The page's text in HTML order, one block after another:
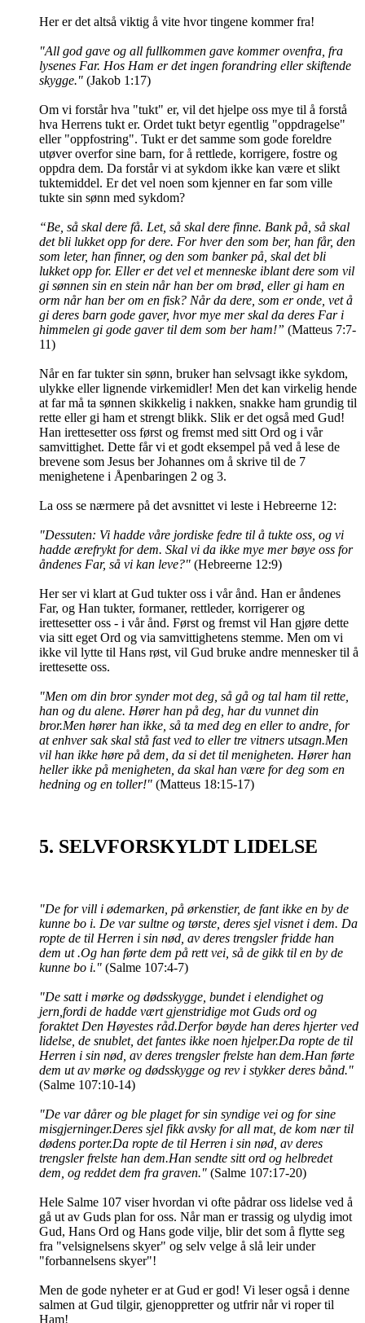
Her er det altså viktig å vite hvor tingene kommer fra!
"All god gave og all fullkommen gave kommer ovenfra, fra
lysenes Far. Hos Ham er det ingen forandring eller skiftende
skygge." (Jakob 1:17)
Om vi forstår hva "tukt" er, vil det hjelpe oss mye til å forstå
hva Herrens tukt er. Ordet tukt betyr egentlig "oppdragelse"
eller "oppfostring". Tukt er det samme som gode foreldre
utøver overfor sine barn, for å rettlede, korrigere, fostre og
oppdra dem. Da forstår vi at sykdom ikke kan være et slikt
tuktemiddel. Er det vel noen som kjenner en far som ville
tukte sin sønn med sykdom?
“Be, så skal dere få. Let, så skal dere finne. Bank på, så skal
det bli lukket opp for dere. For hver den som ber, han får, den
som leter, han finner, og den som banker på, skal det bli
lukket opp for. Eller er det vel et menneske iblant dere som vil
gi sønnen sin en stein når han ber om brød, eller gi ham en
orm når han ber om en fisk? Når da dere, som er onde, vet å
gi deres barn gode gaver, hvor mye mer skal da deres Far i
himmelen gi gode gaver til dem som ber ham!” (Matteus 7:7-
11)
Når en far tukter sin sønn, bruker han selvsagt ikke sykdom,
ulykke eller lignende virkemidler! Men det kan virkelig hende
at far må ta sønnen skikkelig i nakken, snakke ham grundig til
rette eller gi ham et strengt blikk. Slik er det også med Gud!
Han irettesetter oss først og fremst med sitt Ord og i vår
samvittighet. Dette får vi et godt eksempel på ved å lese de
brevene som Jesus ber Johannes om å skrive til de 7
menighetene i Åpenbaringen 2 og 3.
La oss se nærmere på det avsnittet vi leste i Hebreerne 12:
"Dessuten: Vi hadde våre jordiske fedre til å tukte oss, og vi
hadde ærefrykt for dem. Skal vi da ikke mye mer bøye oss for
åndenes Far, så vi kan leve?" (Hebreerne 12:9)
Her ser vi klart at Gud tukter oss i vår ånd. Han er åndenes
Far, og Han tukter, formaner, rettleder, korrigerer og
irettesetter oss - i vår ånd. Først og fremst vil Han gjøre dette
via sitt eget Ord og via samvittighetens stemme. Men om vi
ikke vil lytte til Hans røst, vil Gud bruke andre mennesker til å
irettesette oss.
"Men om din bror synder mot deg, så gå og tal ham til rette,
han og du alene. Hører han på deg, har du vunnet din
bror.Men hører han ikke, så ta med deg en eller to andre, for
at enhver sak skal stå fast ved to eller tre vitners utsagn.Men
vil han ikke høre på dem, da si det til menigheten. Hører han
heller ikke på menigheten, da skal han være for deg som en
hedning og en toller!" (Matteus 18:15-17)
5. SELVFORSKYLDT LIDELSE
"De for vill i ødemarken, på ørkenstier, de fant ikke en by de
kunne bo i. De var sultne og tørste, deres sjel visnet i dem. Da
ropte de til Herren i sin nød, av deres trengsler fridde han
dem ut .Og han førte dem på rett vei, så de gikk til en by de
kunne bo i." (Salme 107:4-7)
"De satt i mørke og dødsskygge, bundet i elendighet og
jern,fordi de hadde vært gjenstridige mot Guds ord og
foraktet Den Høyestes råd.Derfor bøyde han deres hjerter ved
lidelse, de snublet, det fantes ikke noen hjelper.Da ropte de til
Herren i sin nød, av deres trengsler frelste han dem.Han førte
dem ut av mørke og dødsskygge og rev i stykker deres bånd."
(Salme 107:10-14)
"De var dårer og ble plaget for sin syndige vei og for sine
misgjerninger.Deres sjel fikk avsky for all mat, de kom nær til
dødens porter.Da ropte de til Herren i sin nød, av deres
trengsler frelste han dem.Han sendte sitt ord og helbredet
dem, og reddet dem fra graven." (Salme 107:17-20)
Hele Salme 107 viser hvordan vi ofte pådrar oss lidelse ved å
gå ut av Guds plan for oss. Når man er trassig og ulydig imot
Gud, Hans Ord og Hans gode vilje, blir det som å flytte seg
fra "velsignelsens skyer" og selv velge å slå leir under
"forbannelsens skyer"!
Men de gode nyheter er at Gud er god! Vi leser også i denne
salmen at Gud tilgir, gjenoppretter og utfrir når vi roper til
Ham!